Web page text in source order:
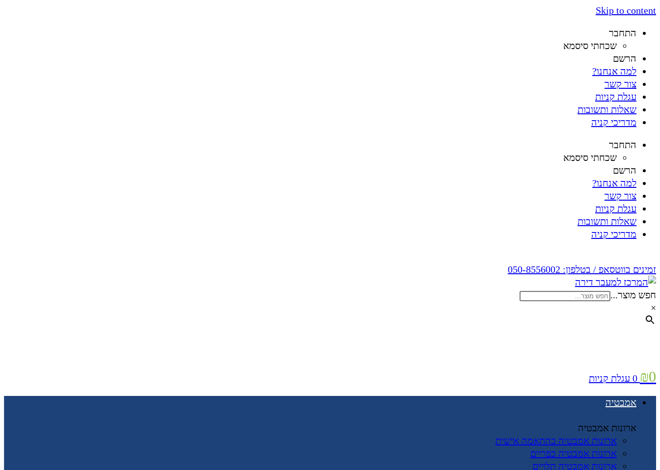
Skip to content
התחבר
שכחתי סיסמא
הרשם
למה אנחנו?
צור קשר
עגלת קניות
שאלות ותשובות
מדריכי קניה
התחבר
שכחתי סיסמא
הרשם
למה אנחנו?
צור קשר
עגלת קניות
שאלות ותשובות
מדריכי קניה
זמינים בווטסאפ / בטלפון: 050-8556002
חפש מוצר...
×
₪0
0 עגלת קניות
אמבטיה
ארונות אמבטיה
ארונות אמבטיה בהתאמה אישית
ארונות אמבטיה כפריים
ארונות אמבטיה תלויים